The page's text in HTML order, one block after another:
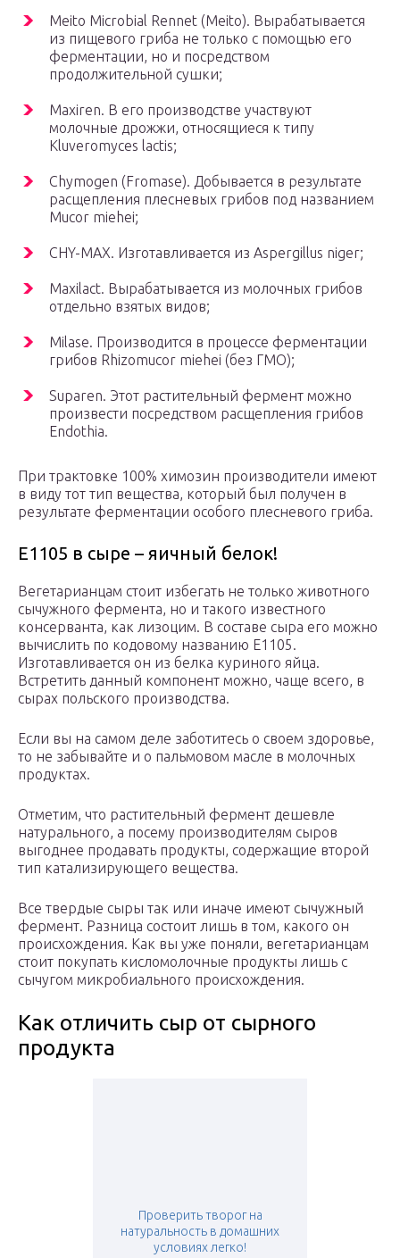
Meito Microbial Rennet (Meito). Вырабатывается
из пищевого гриба не только с помощью его
ферментации, но и посредством
продолжительной сушки;
Maxiren. В его производстве участвуют
молочные дрожжи, относящиеся к типу
Kluveromyces lactis;
Chymogen (Fromase). Добывается в результате
расщепления плесневых грибов под названием
Mucor miehei;
CHY-MAX. Изготавливается из Aspergillus niger;
Maxilact. Вырабатывается из молочных грибов
отдельно взятых видов;
Milase. Производится в процессе ферментации
грибов Rhizomucor miehei (без ГМО);
Suparen. Этот растительный фермент можно
произвести посредством расщепления грибов
Endothia.
При трактовке 100% химозин производители имеют
в виду тот тип вещества, который был получен в
результате ферментации особого плесневого гриба.
Е1105 в сыре – яичный белок!
Вегетарианцам стоит избегать не только животного
сычужного фермента, но и такого известного
консерванта, как лизоцим. В составе сыра его можно
вычислить по кодовому названию Е1105.
Изготавливается он из белка куриного яйца.
Встретить данный компонент можно, чаще всего, в
сырах польского производства.
Если вы на самом деле заботитесь о своем здоровье,
то не забывайте и о пальмовом масле в молочных
продуктах.
Отметим, что растительный фермент дешевле
натурального, а посему производителям сыров
выгоднее продавать продукты, содержащие второй
тип катализирующего вещества.
Все твердые сыры так или иначе имеют сычужный
фермент. Разница состоит лишь в том, какого он
происхождения. Как вы уже поняли, вегетарианцам
стоит покупать кисломолочные продукты лишь с
сычугом микробиального происхождения.
Как отличить сыр от сырного
продукта
Проверить творог на
натуральность в домашних
условиях легко!